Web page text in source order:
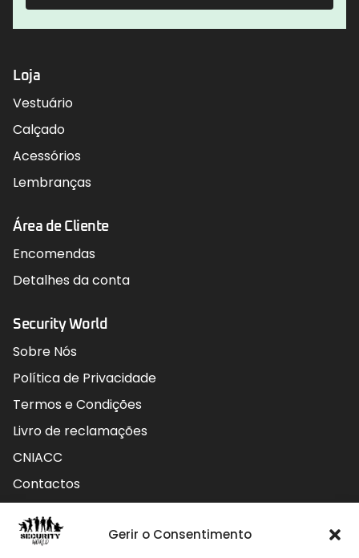
Gerir o Consentimento
Loja
Vestuário
Calçado
Acessórios
Lembranças
Área de Cliente
Encomendas
Detalhes da conta
Security World
Sobre Nós
Política de Privacidade
Termos e Condições
Livro de reclamações
CNIACC
Contactos
Contactos